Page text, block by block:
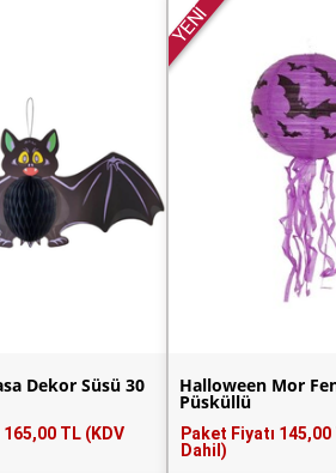
Dekor Süsü 30
165,00 TL (KDV
YENİ
Halloween Mor
Püsküllü
Paket Fiyatı 145,00
Dahil)